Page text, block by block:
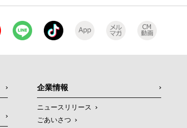
企業情報
ニュースリリース
ごあいさつ